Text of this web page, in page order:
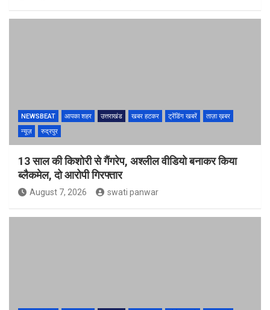
NEWSBEAT आपका शहर उत्तराखंड खबर हटकर ट्रेंडिंग खबरें
ताज़ा ख़बर
न्यूज़
रुद्रपुर
13 साल की किशोरी से गैंगरेप, अश्लील वीडियो बनाकर किया
ब्लैकमेल, दो आरोपी गिरफ्तार
August 7, 2026 swati panwar